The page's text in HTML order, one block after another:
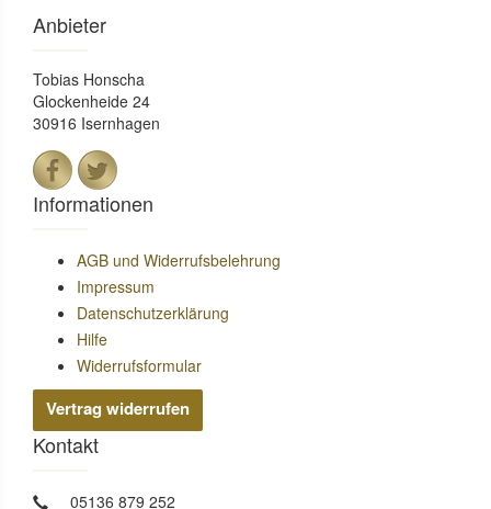
Anbieter
Tobias Honscha
Glockenheide 24
30916 Isernhagen
Informationen
AGB und Widerrufsbelehrung
Impressum
Datenschutzerklärung
Hilfe
Widerrufsformular
Vertrag widerrufen
Kontakt
05136 879 252